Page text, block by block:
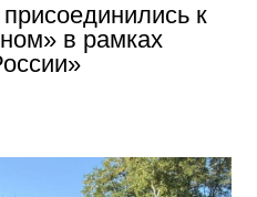
к
в рамках